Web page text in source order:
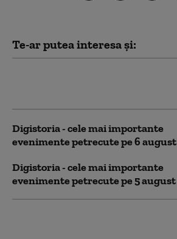
Te-ar putea interesa și:
Digistoria - cele mai importante
evenimente petrecute pe 6 august
Digistoria - cele mai importante
evenimente petrecute pe 5 august